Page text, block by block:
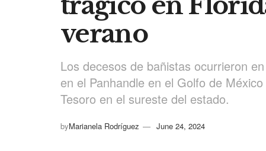
verano
Los decesos de bañistas ocurrieron
en el Panhandle en el Golfo de
Tesoro en el sureste del estado.
byMarianela Rodríguez June 24, 2024